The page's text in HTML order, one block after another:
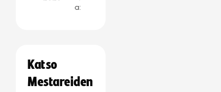
a:
Katso
Mestareiden